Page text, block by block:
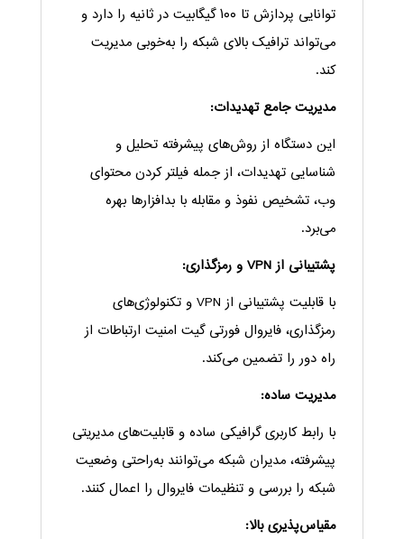
توانایی پردازش تا ۱۰۰ گیگابیت در ثانیه را دارد و
می‌تواند ترافیک بالای شبکه را به‌خوبی مدیریت
کند.
مدیریت جامع تهدیدات:
این دستگاه از روش‌های پیشرفته تحلیل و
شناسایی تهدیدات، از جمله فیلتر کردن محتوای
وب، تشخیص نفوذ و مقابله با بدافزارها بهره
می‌برد.
پشتیبانی از VPN و رمزگذاری:
با قابلیت پشتیبانی از VPN و تکنولوژی‌های
رمزگذاری، فایروال فورتی گیت امنیت ارتباطات از
راه دور را تضمین می‌کند.
مدیریت ساده:
با رابط کاربری گرافیکی ساده و قابلیت‌های مدیریتی
پیشرفته، مدیران شبکه می‌توانند به‌راحتی وضعیت
شبکه را بررسی و تنظیمات فایروال را اعمال کنند.
مقیاس‌پذیری بالا: